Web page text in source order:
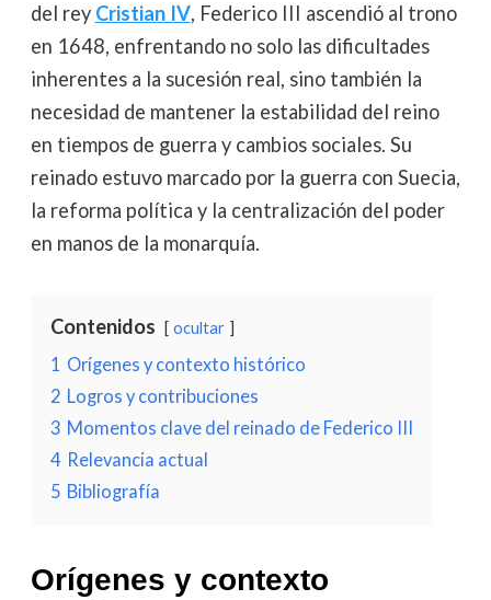
del rey Cristian IV, Federico III ascendió al trono
en 1648, enfrentando no solo las dificultades
inherentes a la sucesión real, sino también la
necesidad de mantener la estabilidad del reino
en tiempos de guerra y cambios sociales. Su
reinado estuvo marcado por la guerra con Suecia,
la reforma política y la centralización del poder
en manos de la monarquía.
Contenidos ocultar
1 Orígenes y contexto histórico
2 Logros y contribuciones
3 Momentos clave del reinado de Federico III
4 Relevancia actual
5 Bibliografía
Orígenes y contexto